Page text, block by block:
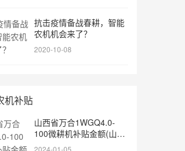
抗击疫情备战春耕，智能
农机机会来了？
2020-10-08
机补贴
山西省万合1WGQ4.0-
100微耕机补贴金额(山西
省万合1WGQ4.0-100微
2024-01-05